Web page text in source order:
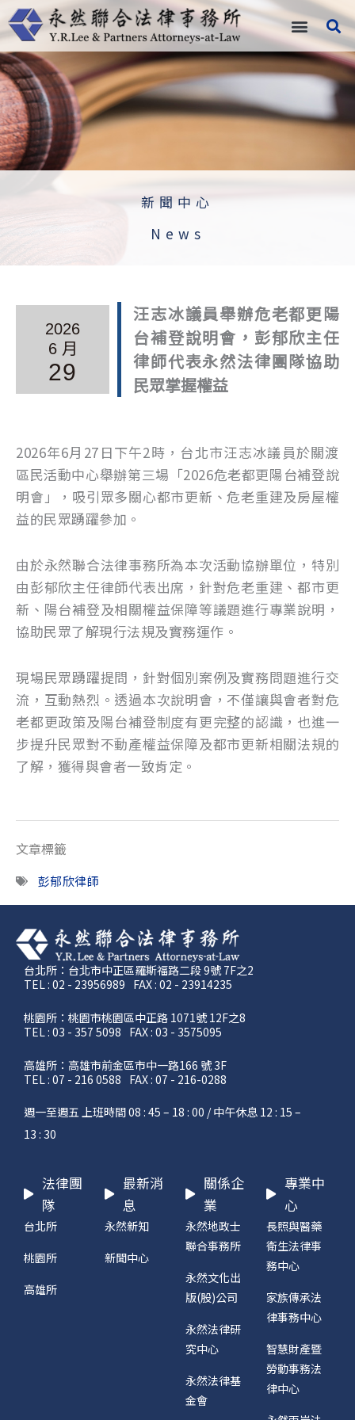
跳
至
主
要
內
容
新聞中心
News
2026
6 月
29
汪志冰議員舉辦危老都更陽
台補登說明會，彭郁欣主任
律師代表永然法律團隊協助
民眾掌握權益
2026年6月27日下午2時，台北市汪志冰議員於關渡
區民活動中心舉辦第三場「2026危老都更陽台補登說
明會」，吸引眾多關心都市更新、危老重建及房屋權
益的民眾踴躍參加。
由於永然聯合法律事務所為本次活動協辦單位，特別
由彭郁欣主任律師代表出席，針對危老重建、都市更
新、陽台補登及相關權益保障等議題進行專業說明，
協助民眾了解現行法規及實務運作。
現場民眾踴躍提問，針對個別案例及實務問題進行交
流，互動熱烈。透過本次說明會，不僅讓與會者對危
老都更政策及陽台補登制度有更完整的認識，也進一
步提升民眾對不動產權益保障及都市更新相關法規的
了解，獲得與會者一致肯定。
文章標籤
彭郁欣律師
台北所：台北市中正區羅斯福路二段 9號 7F之2
TEL : 02 - 23956989 FAX : 02 - 23914235
桃園所：桃園市桃園區中正路 1071號 12F之8
TEL : 03 - 357 5098 FAX : 03 - 3575095
高雄所：高雄市前金區市中一路166 號 3F
TEL : 07 - 216 0588 FAX : 07 - 216-0288
週一至週五 上班時間 08 : 45 – 18 : 00 / 中午休息 12 : 15 –
13 : 30
法律團
隊
台北所
桃園所
高雄所
最新消
息
永然新知
新聞中心
關係企
業
永然地政士
聯合事務所
永然文化出
版(股)公司
永然法律研
究中心
永然法律基
金會
專業中
心
長照與醫藥
衛生法律事
務中心
家族傳承法
律事務中心
智慧財產暨
勞動事務法
律中心